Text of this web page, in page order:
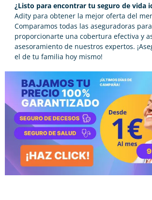
¿Listo para encontrar tu seguro de vida
Adity para obtener la mejor oferta del
Comparamos todas las aseguradoras para
proporcionarte una cobertura efectiva y
asesoramiento de nuestros expertos.
el de tu familia hoy mismo!